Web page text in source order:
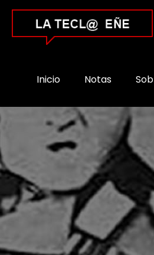
Inicio Notas